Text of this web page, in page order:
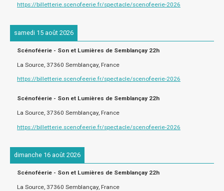
https://billetterie.scenofeerie.fr/spectacle/scenofeerie-2026
samedi 15 août 2026
Scénoféerie - Son et Lumières de Semblançay 22h
La Source, 37360 Semblançay, France
https://billetterie.scenofeerie.fr/spectacle/scenofeerie-2026
Scénoféerie - Son et Lumières de Semblançay 22h
La Source, 37360 Semblançay, France
https://billetterie.scenofeerie.fr/spectacle/scenofeerie-2026
dimanche 16 août 2026
Scénoféerie - Son et Lumières de Semblançay 22h
La Source, 37360 Semblançay, France